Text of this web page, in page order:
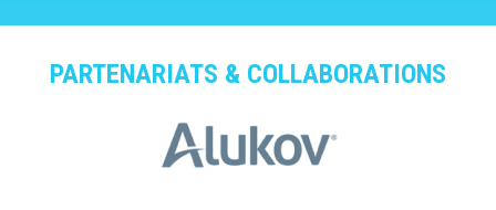
PARTENARIATS & COLLABORATIONS